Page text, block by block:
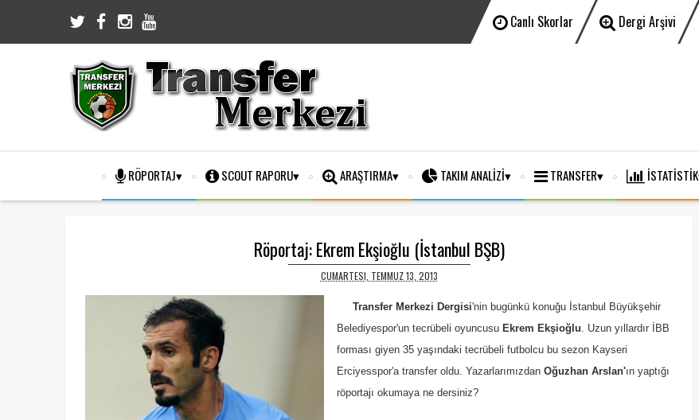
Canlı Skorlar Dergi Arşivi
RÖPORTAJ SCOUT RAPORU ARAŞTIRMA TAKIM ANALİZİ TRANSFER İSTATİSTİK
Röportaj: Ekrem Ekşioğlu (İstanbul BŞB)
CUMARTESI, TEMMUZ 13, 2013
Transfer Merkezi Dergisi'nin bugünkü konuğu İstanbul Büyükşehir
Belediyespor'un tecrübeli oyuncusu Ekrem Ekşioğlu. Uzun yıllardır İBB
forması giyen 35 yaşındaki tecrübeli futbolcu bu sezon Kayseri
Erciyesspor'a transfer oldu. Yazarlarımızdan Oğuzhan Arslan'ın yaptığı
röportajı okumaya ne dersiniz?